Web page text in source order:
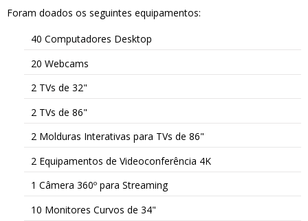
Foram doados os seguintes equipamentos:
40 Computadores Desktop
20 Webcams
2 TVs de 32"
2 TVs de 86"
2 Molduras Interativas para TVs de 86"
2 Equipamentos de Videoconferência 4K
1 Câmera 360º para Streaming
10 Monitores Curvos de 34"